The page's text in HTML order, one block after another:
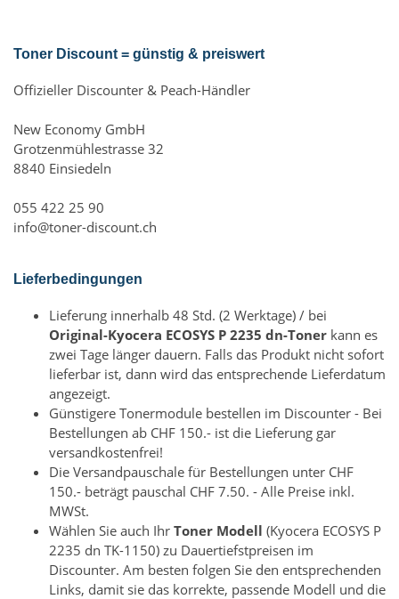
Toner Discount = günstig & preiswert
Offizieller Discounter & Peach-Händler
New Economy GmbH
Grotzenmühlestrasse 32
8840 Einsiedeln
055 422 25 90
info@toner-discount.ch
Lieferbedingungen
Lieferung innerhalb 48 Std. (2 Werktage) / bei
Original-Kyocera ECOSYS P 2235 dn-Toner kann es
zwei Tage länger dauern. Falls das Produkt nicht sofort
lieferbar ist, dann wird das entsprechende Lieferdatum
angezeigt.
Günstigere Tonermodule bestellen im Discounter - Bei
Bestellungen ab CHF 150.- ist die Lieferung gar
versandkostenfrei!
Die Versandpauschale für Bestellungen unter CHF
150.- beträgt pauschal CHF 7.50. - Alle Preise inkl.
MWSt.
Wählen Sie auch Ihr Toner Modell (Kyocera ECOSYS P
2235 dn TK-1150) zu Dauertiefstpreisen im
Discounter. Am besten folgen Sie den entsprechenden
Links, damit sie das korrekte, passende Modell und die